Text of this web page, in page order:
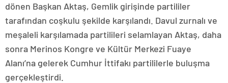
dönen Başkan Aktaş, Gemlik girişinde partililer
tarafından coşkulu şekilde karşılandı. Davul zurnalı ve
meşaleli karşılamada partilileri selamlayan Aktaş, daha
sonra Merinos Kongre ve Kültür Merkezi Fuaye
Alanı’na gelerek Cumhur İttifakı partililerle buluşma
gerçekleştirdi.